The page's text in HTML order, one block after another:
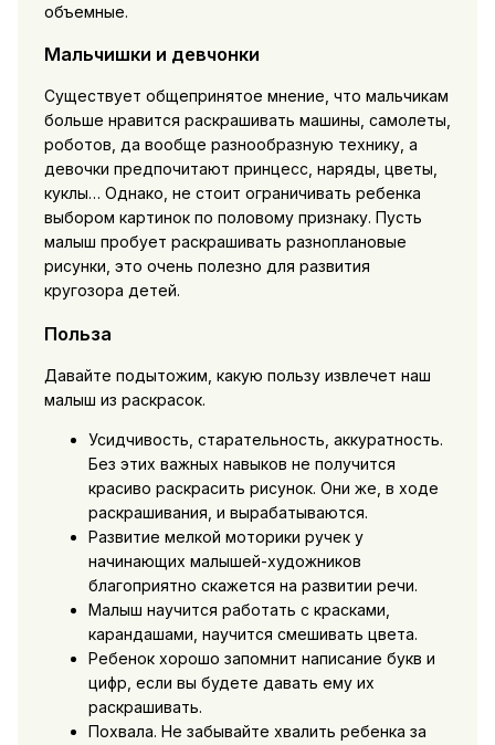
объемные.
Мальчишки и девчонки
Существует общепринятое мнение, что мальчикам
больше нравится раскрашивать машины, самолеты,
роботов, да вообще разнообразную технику, а
девочки предпочитают принцесс, наряды, цветы,
куклы… Однако, не стоит ограничивать ребенка
выбором картинок по половому признаку. Пусть
малыш пробует раскрашивать разноплановые
рисунки, это очень полезно для развития
кругозора детей.
Польза
Давайте подытожим, какую пользу извлечет наш
малыш из раскрасок.
Усидчивость, старательность, аккуратность.
Без этих важных навыков не получится
красиво раскрасить рисунок. Они же, в ходе
раскрашивания, и вырабатываются.
Развитие мелкой моторики ручек у
начинающих малышей-художников
благоприятно скажется на развитии речи.
Малыш научится работать с красками,
карандашами, научится смешивать цвета.
Ребенок хорошо запомнит написание букв и
цифр, если вы будете давать ему их
раскрашивать.
Похвала. Не забывайте хвалить ребенка за